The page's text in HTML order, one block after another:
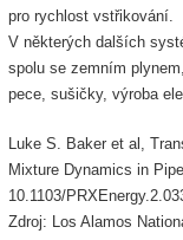
pro rychlost vstřikování.
V některých dalších
spolu se zemním
pece, sušičky, výroba
Luke S. Baker et al,
Mixture Dynamics in
10.1103/
Zdroj: Los Alamos